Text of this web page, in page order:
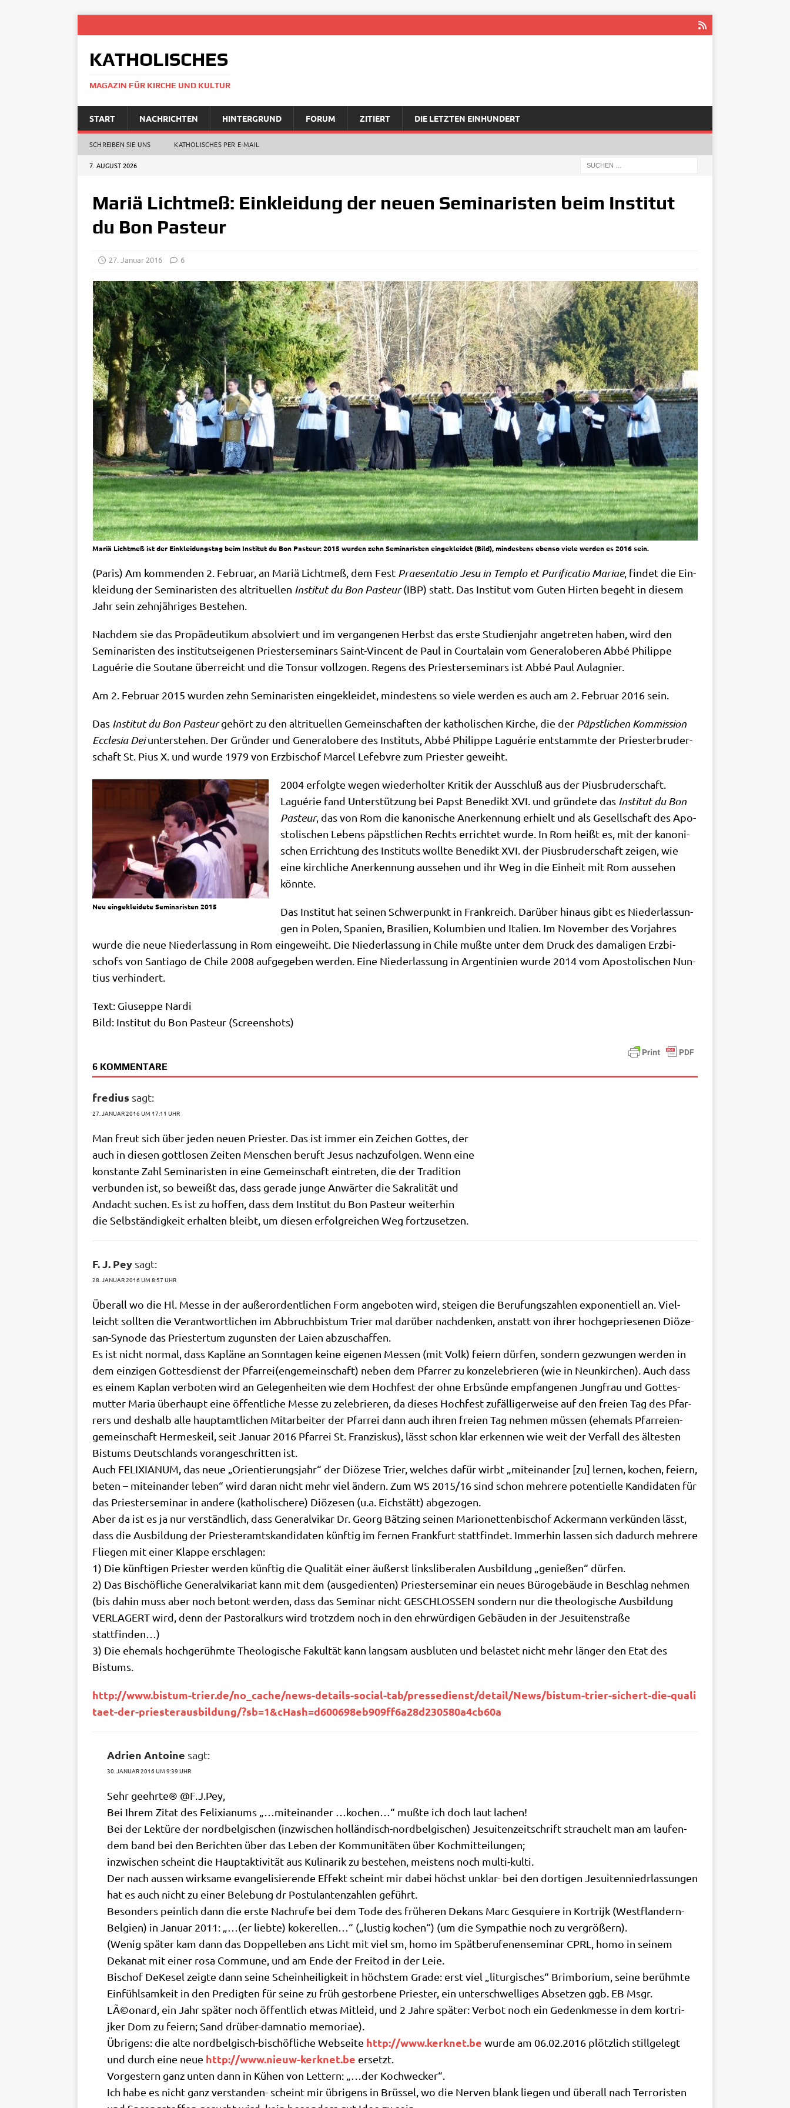
KATHOLISCHES
MAGAZIN FÜR KIRCHE UND KULTUR
START NACHRICHTEN HINTERGRUND FORUM ZITIERT DIE LETZTEN EINHUNDERT
SCHREIBEN SIE UNS KATHOLISCHES PER E‑MAIL
7. AUGUST 2026
Mariä Lichtmeß: Einkleidung der neuen Seminaristen beim Institut
du Bon Pasteur
27. Januar 2016 6
Mariä Lichtmeß ist der Einkleidungstag beim Institut du Bon Pasteur: 2015 wurden zehn Seminaristen eingekleidet (Bild), mindestens ebenso viele werden es 2016 sein.
(Paris) Am kom­men­den 2. Febru­ar, an Mariä Licht­meß, dem Fest Prae­sen­ta­tio Jesu in Tem­plo et Puri­fi­ca­tio Mariae, fin­det die Ein­
klei­dung der Semi­na­ri­sten des alt­ri­tu­el­len Insti­tut du Bon Pasteur(IBP) statt. Das Insti­tut vom Guten Hir­ten begeht in die­sem
Jahr sein zehn­jäh­ri­ges Bestehen.
Nach­dem sie das Pro­pä­deu­ti­kum absol­viert und im ver­gan­ge­nen Herbst das erste Stu­di­en­jahr ange­tre­ten haben, wird den
Semi­na­ri­sten des insti­tuts­ei­ge­nen Prie­ster­se­mi­nars Saint-Vin­cent de Paul in Cour­ta­lain vom Gene­ral­obe­ren Abbé Phil­ip­pe
Lagué­rie die Sou­ta­ne über­reicht und die Ton­sur voll­zo­gen. Regens des Prie­ster­se­mi­nars ist Abbé Paul Aulagnier.
Am 2. Febru­ar 2015 wur­den zehn Semi­na­ri­sten ein­ge­klei­det, min­de­stens so vie­le wer­den es auch am 2. Febru­ar 2016 sein.
Das Insti­tut du Bon Pasteurgehört zu den alt­ri­tu­el­len Gemein­schaf­ten der katho­li­schen Kir­che, die der Päpst­li­chen Kom­mis­si­on
Eccle­sia Deiunter­ste­hen. Der Grün­der und Gene­ral­obe­re des Insti­tuts, Abbé Phil­ip­pe Lagué­rie ent­stamm­te der Prie­ster­bru­der­
schaft St. Pius X. und wur­de 1979 von Erz­bi­schof Mar­cel Lefeb­v­re zum Prie­ster geweiht.
Neu ein­ge­klei­de­te Semi­na­ri­sten 2015
2004 erfolg­te wegen wie­der­hol­ter Kri­tik der Aus­schluß aus der Pius­bru­der­schaft.
Lagué­rie fand Unter­stüt­zung bei Papst Bene­dikt XVI. und grün­de­te das Insti­tut du Bon
Pasteur, das von Rom die kano­ni­sche Aner­ken­nung erhielt und als Gesell­schaft des Apo­
sto­li­schen Lebens päpst­li­chen Rechts errich­tet wur­de. In Rom heißt es, mit der kano­ni­
schen Errich­tung des Insti­tuts woll­te Bene­dikt XVI. der Pius­bru­der­schaft zei­gen, wie
eine kirch­li­che Aner­ken­nung aus­se­hen und ihr Weg in die Ein­heit mit Rom aus­se­hen
könnte.
Das Insti­tut hat sei­nen Schwer­punkt in Frank­reich. Dar­über hin­aus gibt es Nie­der­las­sun­
gen in Polen, Spa­ni­en, Bra­si­li­en, Kolum­bi­en und Ita­li­en. Im Novem­ber des Vor­jah­res
wur­de die neue Nie­der­las­sung in Rom ein­ge­weiht. Die Nie­der­las­sung in Chi­le muß­te unter dem Druck des dama­li­gen Erz­bi­
schofs von Sant­ia­go de Chi­le 2008 auf­ge­ge­ben wer­den. Eine Nie­der­las­sung in Argen­ti­ni­en wur­de 2014 vom Apo­sto­li­schen Nun­
ti­us verhindert.
Text: Giu­sep­pe Nardi
Bild: Insti­tut du Bon Pasteur (Screen­shots)
6 KOMMENTARE
fredius sagt:
27. JANUAR 2016 UM 17:11 UHR
Man freut sich über jeden neu­en Prie­ster. Das ist immer ein Zei­chen Got­tes, der
auch in die­sen gott­lo­sen Zei­ten Men­schen beruft Jesus nach­zu­fol­gen. Wenn eine
kon­stan­te Zahl Semi­na­ri­sten in eine Gemein­schaft ein­tre­ten, die der Tradition
ver­bun­den ist, so beweißt das, dass gera­de jun­ge Anwär­ter die Sakra­li­tät und
Andacht suchen. Es ist zu hof­fen, dass dem Insti­tut du Bon Pasteur weiterhin
die Selb­stän­dig­keit erhal­ten bleibt, um die­sen erfolg­rei­chen Weg fortzusetzen.
F. J. Pey sagt:
28. JANUAR 2016 UM 8:57 UHR
Über­all wo die Hl. Mes­se in der außer­or­dent­li­chen Form ange­bo­ten wird, stei­gen die Beru­fungs­zah­len expo­nen­ti­ell an. Viel­
leicht soll­ten die Ver­ant­wort­li­chen im Abbruch­bis­tum Trier mal dar­über nach­den­ken, anstatt von ihrer hoch­ge­prie­se­nen Diö­ze­
san-Syn­ode das Prie­ster­tum zugun­sten der Lai­en abzuschaffen.
Es ist nicht nor­mal, dass Kaplä­ne an Sonn­ta­gen kei­ne eige­nen Mes­sen (mit Volk) fei­ern dür­fen, son­dern gezwun­gen wer­den in
dem ein­zi­gen Got­tes­dienst der Pfarrei(engemeinschaft) neben dem Pfar­rer zu kon­ze­le­brie­ren (wie in Neun­kir­chen). Auch dass
es einem Kaplan ver­bo­ten wird an Gele­gen­hei­ten wie dem Hoch­fest der ohne Erb­sün­de emp­fan­ge­nen Jung­frau und Got­tes­
mut­ter Maria über­haupt eine öffent­li­che Mes­se zu zele­brie­ren, da die­ses Hoch­fest zufäl­li­ger­wei­se auf den frei­en Tag des Pfar­
rers und des­halb alle haupt­amt­li­chen Mit­ar­bei­ter der Pfar­rei dann auch ihren frei­en Tag neh­men müs­sen (ehe­mals Pfar­rei­en­
gemein­schaft Her­mes­keil, seit Janu­ar 2016 Pfar­rei St. Fran­zis­kus), lässt schon klar erken­nen wie weit der Ver­fall des älte­sten
Bis­tums Deutsch­lands vor­an­ge­schrit­ten ist.
Auch FELIXIANUM, das neue „Ori­en­tie­rungs­jahr“ der Diö­ze­se Trier, wel­ches dafür wirbt „mit­ein­an­der [zu] ler­nen, kochen, fei­ern,
beten – mit­ein­an­der leben“ wird dar­an nicht mehr viel ändern. Zum WS 2015/​16 sind schon meh­re­re poten­ti­el­le Kan­di­da­ten für
das Prie­ster­se­mi­nar in ande­re (katho­li­sche­re) Diö­ze­sen (u.a. Eich­stätt) abgezogen.
Aber da ist es ja nur ver­ständ­lich, dass Gene­ral­vi­kar Dr. Georg Bät­zing sei­nen Mario­net­ten­bi­schof Acker­mann ver­kün­den lässt,
dass die Aus­bil­dung der Prie­ster­amts­kan­di­da­ten künf­tig im fer­nen Frank­furt statt­fin­det. Immer­hin las­sen sich dadurch meh­re­re
Flie­gen mit einer Klap­pe erschlagen:
1) Die künf­ti­gen Prie­ster wer­den künf­tig die Qua­li­tät einer äußerst links­li­be­ra­len Aus­bil­dung „genie­ßen“ dürfen.
2) Das Bischöf­li­che Gene­ral­vi­ka­ri­at kann mit dem (aus­ge­dien­ten) Prie­ster­se­mi­nar ein neu­es Büro­ge­bäu­de in Beschlag neh­men
(bis dahin muss aber noch betont wer­den, dass das Semi­nar nicht GESCHLOSSEN son­dern nur die theo­lo­gi­sche Aus­bil­dung
VERLAGERT wird, denn der Pasto­ral­kurs wird trotz­dem noch in den ehr­wür­di­gen Gebäu­den in der Jesui­ten­stra­ße
stattfinden…)
3) Die ehe­mals hoch­ge­rühm­te Theo­lo­gi­sche Fakul­tät kann lang­sam aus­blu­ten und bela­stet nicht mehr län­ger den Etat des
Bistums.
http://​www​.bis​tum​-trier​.de/​n​o​_​c​a​c​h​e​/​n​e​w​s​-​d​e​t​a​i​l​s​-​s​o​c​i​a​l​-​t​a​b​/​p​r​e​s​s​e​d​i​e​n​s​t​/​d​e​t​a​i​l​/​N​e​w​s​/​b​i​s​t​u​m​-​t​r​i​e​r​-​s​i​c​h​e​r​t​-​d​i​e​-​q​u​a​l​i​
t​a​e​t​-​d​e​r​-​p​r​i​e​s​t​e​r​a​u​s​b​i​l​d​u​n​g​/​?​s​b​=​1​&​c​H​a​s​h​=​d​6​0​0​6​9​8​e​b​9​0​9​f​f​6​a​2​8​d​2​3​0​5​8​0​a​4​c​b​60a
Adrien Antoine sagt:
30. JANUAR 2016 UM 9:39 UHR
Sehr geehr­te® @F.J.Pey,
Bei Ihrem Zitat des Feli­xian­ums „…mit­ein­an­der …kochen…“ muß­te ich doch laut lachen!
Bei der Lek­tü­re der nord­bel­gi­schen (inzwi­schen hol­län­disch-nord­bel­gi­schen) Jesui­ten­zeit­schrift strau­chelt man am lau­fen­
dem band bei den Berich­ten über das Leben der Kom­mu­ni­tä­ten über Kochmitteilungen;
inzwi­schen scheint die Haupt­ak­ti­vi­tät aus Kuli­na­rik zu bestehen, mei­stens noch multi-kulti.
Der nach aussen wirk­sa­me evan­ge­li­sie­ren­de Effekt scheint mir dabei höchst unklar- bei den dor­ti­gen Jesui­ten­niedrlas­sun­gen
hat es auch nicht zu einer Bele­bung dr Postu­lan­ten­zah­len geführt.
Beson­ders pein­lich dann die erste Nach­ru­fe bei dem Tode des frü­he­ren Dekans Marc Gesquie­re in Kor­tri­jk (West­flan­dern-
Bel­gi­en) in Janu­ar 2011: „…(er lieb­te) koke­rel­len…“ („lustig kochen“) (um die Sym­pa­thie noch zu vergrößern).
(Wenig spä­ter kam dann das Dop­pel­le­ben ans Licht mit viel sm, homo im Spät­be­ru­fe­nen­se­mi­nar CPRL, homo in sei­nem
Deka­nat mit einer rosa Com­mu­ne, und am Ende der Frei­tod in der Leie.
Bischof DeKesel zeig­te dann sei­ne Schein­hei­lig­keit in höch­stem Gra­de: erst viel „lit­ur­gi­sches“ Brim­bo­ri­um, sei­ne berühm­te
Ein­fühl­sam­keit in den Pre­dig­ten für sei­ne zu früh gestor­be­ne Prie­ster, ein unter­schwel­li­ges Abset­zen ggb. EB Msgr.
LÃ©onard, ein Jahr spä­ter noch öffent­lich etwas Mit­leid, und 2 Jah­re spä­ter: Ver­bot noch ein Gedenk­mes­se in dem kor­tri­
jker Dom zu fei­ern; Sand drü­ber-dam­na­tio memoriae).
Übri­gens: die alte nord­bel­gisch-bischöf­li­che Web­sei­te http://​www​.ker​knet​.be wur­de am 06.02.2016 plötz­lich still­ge­legt
und durch eine neue http://​www​.nieuw​-ker​knet​.be ersetzt.
Vor­ge­stern ganz unten dann in Kühen von Let­tern: „…der Kochwecker“.
Ich habe es nicht ganz ver­stan­den- scheint mir übri­gens in Brüs­sel, wo die Ner­ven blank lie­gen und über­all nach Ter­ro­ri­sten